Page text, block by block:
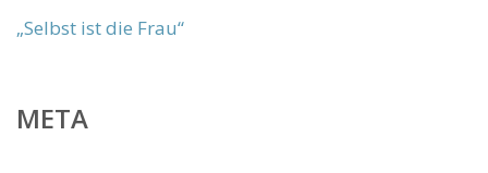
„Selbst ist die Frau“
META